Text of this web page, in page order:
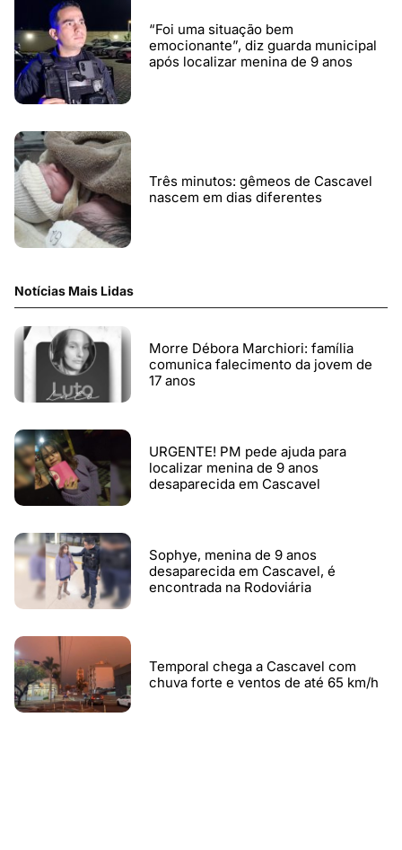
“Foi uma situação bem
emocionante”, diz guarda municipal
após localizar menina de 9 anos
Três minutos: gêmeos de Cascavel
nascem em dias diferentes
Notícias Mais Lidas
Morre Débora Marchiori: família
comunica falecimento da jovem de
17 anos
URGENTE! PM pede ajuda para
localizar menina de 9 anos
desaparecida em Cascavel
Sophye, menina de 9 anos
desaparecida em Cascavel, é
encontrada na Rodoviária
Temporal chega a Cascavel com
chuva forte e ventos de até 65 km/h